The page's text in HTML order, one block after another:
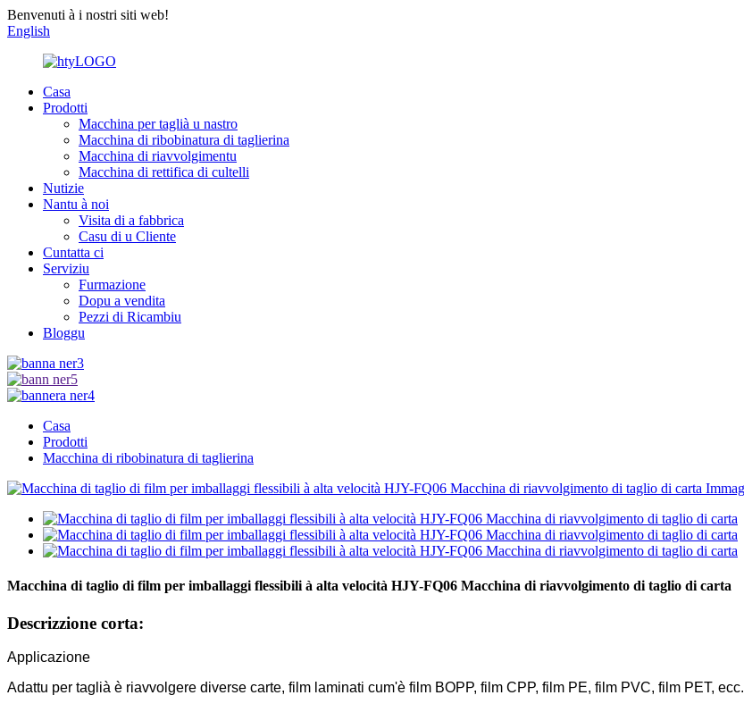
Benvenuti à i nostri siti web!
English
Casa
Prodotti
Macchina per taglià u nastro
Macchina di ribobinatura di taglierina
Macchina di riavvolgimentu
Macchina di rettifica di cultelli
Nutizie
Nantu à noi
Visita di a fabbrica
Casu di u Cliente
Cuntatta ci
Serviziu
Furmazione
Dopu a vendita
Pezzi di Ricambiu
Bloggu
Casa
Prodotti
Macchina di ribobinatura di taglierina
Macchina di taglio di film per imballaggi flessibili à alta velocità HJY-FQ06 Macchina di riavvolgimento di taglio di carta
Descrizzione corta:
Applicazione
Adattu per taglià è riavvolgere diverse carte, film laminati cum'è film BOPP, film CPP, film PE, film PVC, film PET, ecc.